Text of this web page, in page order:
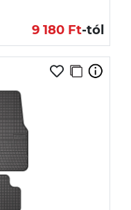
9 180 Ft-tól